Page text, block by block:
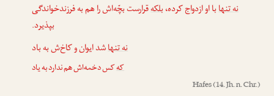
نه تنهابا او ازدواج کرده،بلکهقرارست بچّه‌اش را هم به فرزندخواندگی
بپذیرد.
نه تنهاشد ایوان و کاخ‌ش به باد
کهکس دخمه‌اش هم ندارد به یاد
Hafes(14. Jh. n. Chr.)